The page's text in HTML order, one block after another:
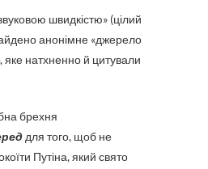
швидкістю» (цілий
анонімне «джерело
натхненно й цитували
брехня
для того, щоб не
Путіна, який свято